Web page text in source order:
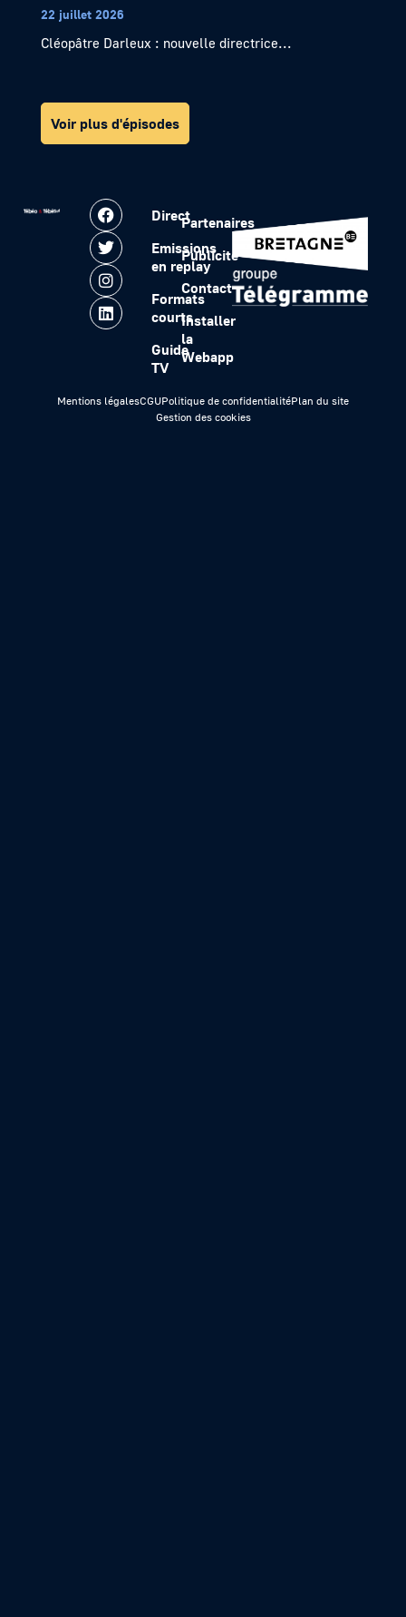
22 juillet 2026
Cléopâtre Darleux : nouvelle directrice...
Voir plus d'épisodes
Direct
Emissions
en replay
Formats
courts
Guide
TV
Partenaires
Publicité
Contact
Installer
la
Webapp
Mentions légalesCGUPolitique de confidentialitéPlan du site
Gestion des cookies